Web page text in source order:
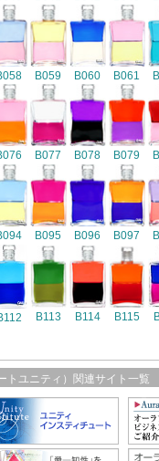
B059 B060 B061
B077 B078 B079
B095 B096 B097
B113 B114 B115
トユニティ）関連サイト一覧